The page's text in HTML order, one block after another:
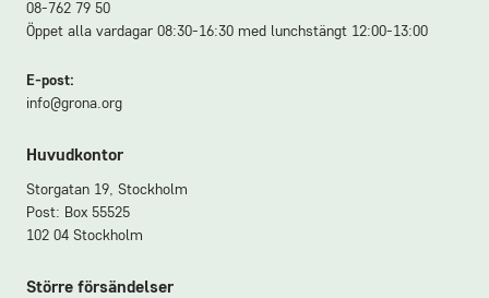
08-762 79 50
Öppet alla vardagar 08:30-16:30 med lunchstängt 12:00-13:00
E-post:
info@grona.org
Huvudkontor
Storgatan 19, Stockholm
Post: Box 55525
102 04 Stockholm
Större försändelser